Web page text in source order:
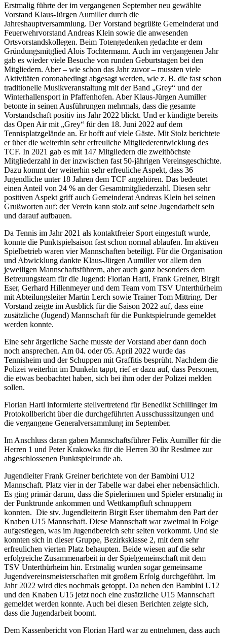
Erstmalig führte der im vergangenen September neu gewählte
Vorstand Klaus-Jürgen Aumiller durch die
Jahreshauptversammlung. Der Vorstand begrüßte Gemeinderat und
Feuerwehrvorstand Andreas Klein sowie die anwesenden
Ortsvorstandskollegen. Beim Totengedenken gedachte er dem
Gründungsmitglied Alois Tochtermann. Auch im vergangenen Jahr
gab es wieder viele Besuche von runden Geburtstagen bei den
Mitgliedern. Aber – wie schon das Jahr zuvor – mussten viele
Aktivitäten coronabedingt abgesagt werden, wie z. B. die fast schon
traditionelle Musikveranstaltung mit der Band „Grey“ und der
Winterhallensport in Pfaffenhofen. Aber Klaus-Jürgen Aumiller
betonte in seinen Ausführungen mehrmals, dass die gesamte
Vorstandschaft positiv ins Jahr 2022 blickt. Und er kündigte bereits
das Open Air mit „Grey“ für den 18. Juni 2022 auf dem
Tennisplatzgelände an. Er hofft auf viele Gäste. Mit Stolz berichtete
er über die weiterhin sehr erfreuliche Mitgliederentwicklung des
TCF. In 2021 gab es mit 147 Mitgliedern die zweithöchste
Mitgliederzahl in der inzwischen fast 50-jährigen Vereinsgeschichte.
Dazu kommt der weiterhin sehr erfreuliche Aspekt, dass 36
Jugendliche unter 18 Jahren dem TCF angehören. Das bedeutet
einen Anteil von 24 % an der Gesamtmitgliederzahl. Diesen sehr
positiven Aspekt griff auch Gemeinderat Andreas Klein bei seinen
Grußworten auf: der Verein kann stolz auf seine Jugendarbeit sein
und darauf aufbauen.
Da Tennis im Jahr 2021 als kontaktfreier Sport eingestuft wurde,
konnte die Punktspielsaison fast schon normal ablaufen. Im aktiven
Spielbetrieb waren vier Mannschaften beteiligt. Für die Organisation
und Abwicklung dankte Klaus-Jürgen Aumiller vor allem den
jeweiligen Mannschaftsführern, aber auch ganz besonders dem
Betreuungsteam für die Jugend: Florian Hartl, Frank Greiner, Birgit
Eser, Gerhard Hillenmeyer und dem Team vom TSV Unterthürheim
mit Abteilungsleiter Martin Lerch sowie Trainer Tom Mittring. Der
Vorstand zeigte im Ausblick für die Saison 2022 auf, dass eine
zusätzliche (Jugend) Mannschaft für die Punktspielrunde gemeldet
werden konnte.
Eine sehr ärgerliche Sache musste der Vorstand aber dann doch
noch ansprechen. Am 04. oder 05. April 2022 wurde das
Tennisheim und der Schuppen mit Graffitis besprüht. Nachdem die
Polizei weiterhin im Dunkeln tappt, rief er dazu auf, dass Personen,
die etwas beobachtet haben, sich bei ihm oder der Polizei melden
sollen.
Florian Hartl informierte stellvertretend für Benedikt Schillinger im
Protokollbericht über die durchgeführten Ausschusssitzungen und
die vergangene Generalversammlung im September.
Im Anschluss daran gaben Mannschaftsführer Felix Aumiller für die
Herren 1 und Peter Krakowka für die Herren 30 ihr Resümee zur
abgeschlossenen Punktspielrunde ab.
Jugendleiter Frank Greiner berichtete von der Bambini U12
Mannschaft. Platz vier in der Tabelle war dabei eher nebensächlich.
Es ging primär darum, dass die Spielerinnen und Spieler erstmalig in
der Punktrunde ankommen und Wettkampfluft schnuppern
konnten. Die stv. Jugendleiterin Birgit Eser übernahm den Part der
Knaben U15 Mannschaft. Diese Mannschaft war zweimal in Folge
aufgestiegen, was im Jugendbereich sehr selten vorkommt. Und sie
konnten sich in dieser Gruppe, Bezirksklasse 2, mit dem sehr
erfreulichen vierten Platz behaupten. Beide wiesen auf die sehr
erfolgreiche Zusammenarbeit in der Spielgemeinschaft mit dem
TSV Unterthürheim hin. Erstmalig wurden sogar gemeinsame
Jugendvereinsmeisterschaften mit großem Erfolg durchgeführt. Im
Jahr 2022 wird dies nochmals getoppt. Da neben den Bambini U12
und den Knaben U15 jetzt noch eine zusätzliche U15 Mannschaft
gemeldet werden konnte. Auch bei diesen Berichten zeigte sich,
dass die Jugendarbeit boomt.
Dem Kassenbericht von Florian Hartl war zu entnehmen, dass auch